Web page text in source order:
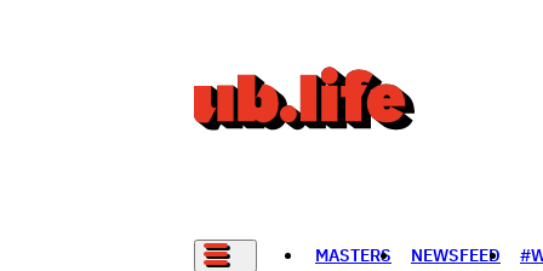
MASTERS NEWSFEED